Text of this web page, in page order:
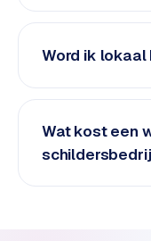
L
i
n
b
i
l
Word ik
Wat kost een